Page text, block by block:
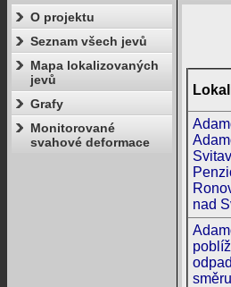
O projektu
Seznam všech jevů
Mapa lokalizovaných
jevů
Grafy
Monitorované
svahové deformace
nad